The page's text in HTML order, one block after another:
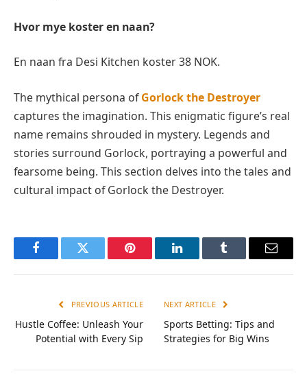
Hvor mye koster en naan?
En naan fra Desi Kitchen koster 38 NOK.
The mythical persona ofGorlock the Destroyer
captures the imagination. This enigmatic figure’s real
name remains shrouded in mystery. Legends and
stories surround Gorlock, portraying a powerful and
fearsome being. This section delves into the tales and
cultural impact of Gorlock the Destroyer.
FacebookTwitter Pinterest LinkedInTumblr Email
PREVIOUS ARTICLE
Hustle Coffee: Unleash Your
Potential with Every Sip
NEXT ARTICLE
Sports Betting: Tips and
Strategies for Big Wins